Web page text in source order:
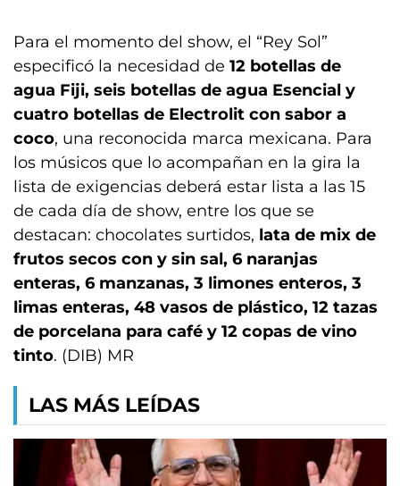
Para el momento del show, el “Rey Sol”
especificó la necesidad de 12 botellas de
agua Fiji, seis botellas de agua Esencial y
cuatro botellas de Electrolit con sabor a
coco, una reconocida marca mexicana. Para
los músicos que lo acompañan en la gira la
lista de exigencias deberá estar lista a las 15
de cada día de show, entre los que se
destacan: chocolates surtidos, lata de mix de
frutos secos con y sin sal, 6 naranjas
enteras, 6 manzanas, 3 limones enteros, 3
limas enteras, 48 vasos de plástico, 12 tazas
de porcelana para café y 12 copas de vino
tinto. (DIB) MR
LAS MÁS LEÍDAS